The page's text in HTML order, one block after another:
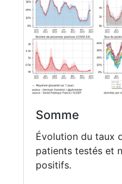
Somme
Évolution du taux
patients testés et
positifs.